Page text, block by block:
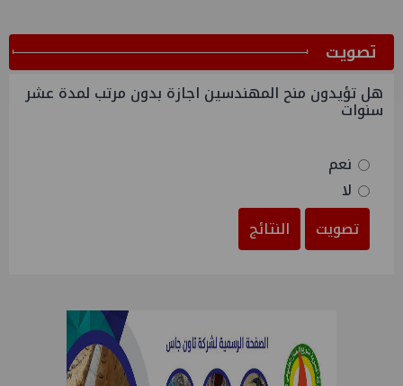
ﺗﺼﻮﻳﺖ
هل تؤيدون منح المهندسين اجازة بدون مرتب لمدة عشر
سنوات
نعم
لا
تصويت
النتائج